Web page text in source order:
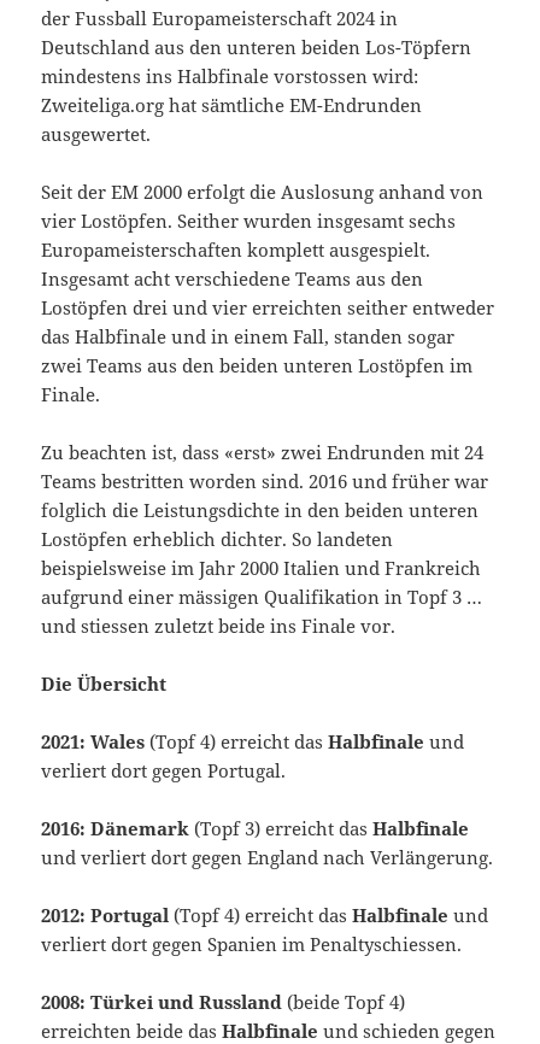
der Fussball Europameisterschaft 2024 in
Deutschland aus den unteren beiden Los-Töpfern
mindestens ins Halbfinale vorstossen wird:
Zweiteliga.org hat sämtliche EM-Endrunden
ausgewertet.
Seit der EM 2000 erfolgt die Auslosung anhand von
vier Lostöpfen. Seither wurden insgesamt sechs
Europameisterschaften komplett ausgespielt.
Insgesamt acht verschiedene Teams aus den
Lostöpfen drei und vier erreichten seither entweder
das Halbfinale und in einem Fall, standen sogar
zwei Teams aus den beiden unteren Lostöpfen im
Finale.
Zu beachten ist, dass «erst» zwei Endrunden mit 24
Teams bestritten worden sind. 2016 und früher war
folglich die Leistungsdichte in den beiden unteren
Lostöpfen erheblich dichter. So landeten
beispielsweise im Jahr 2000 Italien und Frankreich
aufgrund einer mässigen Qualifikation in Topf 3 …
und stiessen zuletzt beide ins Finale vor.
Die Übersicht
2021: Wales (Topf 4) erreicht dasHalbfinale und
verliert dort gegen Portugal.
2016: Dänemark (Topf 3) erreicht dasHalbfinale
und verliert dort gegen England nach Verlängerung.
2012: Portugal (Topf 4) erreicht dasHalbfinale und
verliert dort gegen Spanien im Penaltyschiessen.
2008: Türkei und Russland (beide Topf 4)
erreichten beide dasHalbfinale und schieden gegen